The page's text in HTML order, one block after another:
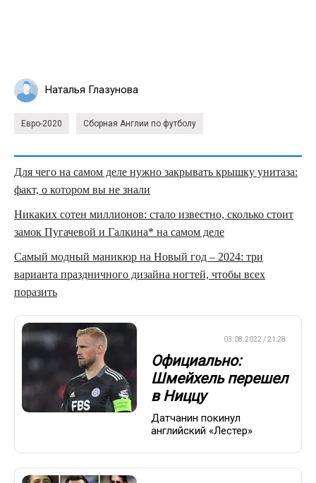
Наталья Глазунова
Евро-2020 Сборная Англии по футболу
Для чего на самом деле нужно закрывать крышку унитаза:
факт, о котором вы не знали
Никаких сотен миллионов: стало известно, сколько стоит
замок Пугачевой и Галкина* на самом деле
Самый модный маникюр на Новый год – 2024: три
варианта праздничного дизайна ногтей, чтобы всех
поразить
03.08.2022 / 21:28
Официально:
Шмейхель перешел
в Ниццу
Датчанин покинул
английский «Лестер»